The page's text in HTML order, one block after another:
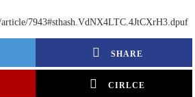
7943#sthash.VdNX4LTC.4JtCXrH3.dpuf
SHARE
CIRLCE